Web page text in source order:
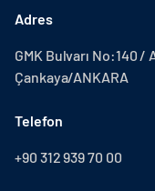
Adres
GMK Bulvarı No:140 /
Çankaya/ANKARA
Telefon
+90 312 939 70 00